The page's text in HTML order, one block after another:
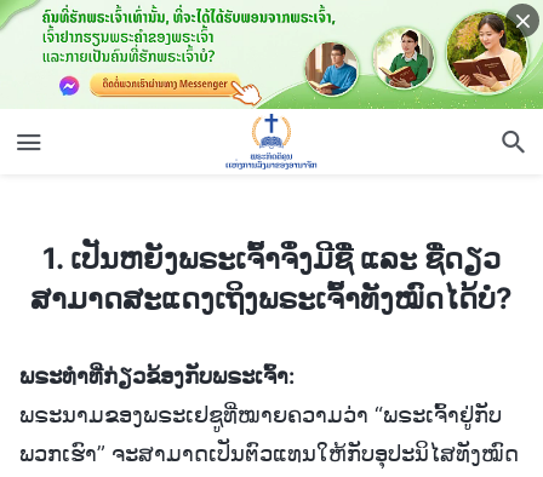
1. ເປັນຫຍັງພຣະເຈົ້າຈຶ່ງມີຊື່ ແລະ ຊື່ດຽວ
ສາມາດສະແດງເຖິງພຣະເຈົ້າທັງໝົດໄດ້ບໍ?
ພຣະທຳທີ່ກ່ຽວຂ້ອງກັບພຣະເຈົ້າ:
ພຣະນາມຂອງພຣະເຢຊູທີ່ໝາຍຄວາມວ່າ “ພຣະເຈົ້າຢູ່ກັບ
ພວກເຮົາ” ຈະສາມາດເປັນຕົວແທນໃຫ້ກັບອຸປະນິໄສທັງໝົດ